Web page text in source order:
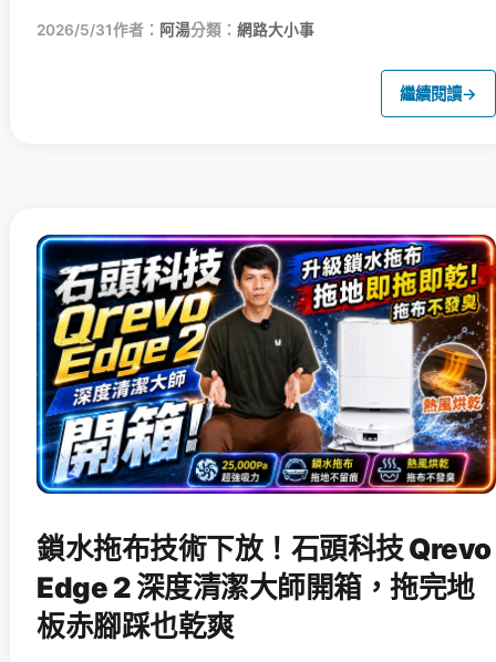
2026/5/31作者： 阿湯分類： 網路大小事
繼續閱讀→
鎖水拖布技術下放！石頭科技 Qrevo
Edge 2 深度清潔大師開箱，拖完地
板赤腳踩也乾爽